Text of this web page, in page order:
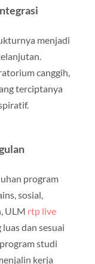
menjadi
canggih,
terciptanya
program
sosial,
ULM rtp live
dan sesuai
studi
kerja